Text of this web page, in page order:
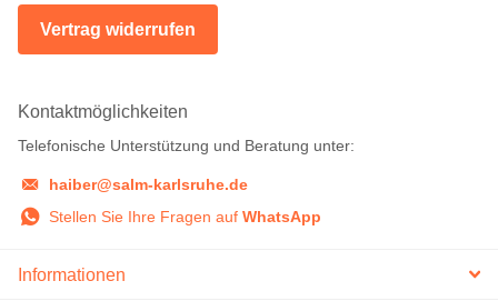
Vertrag widerrufen
Kontaktmöglichkeiten
Telefonische Unterstützung und Beratung unter:
haiber@salm-karlsruhe.de
Stellen Sie Ihre Fragen auf WhatsApp
Informationen